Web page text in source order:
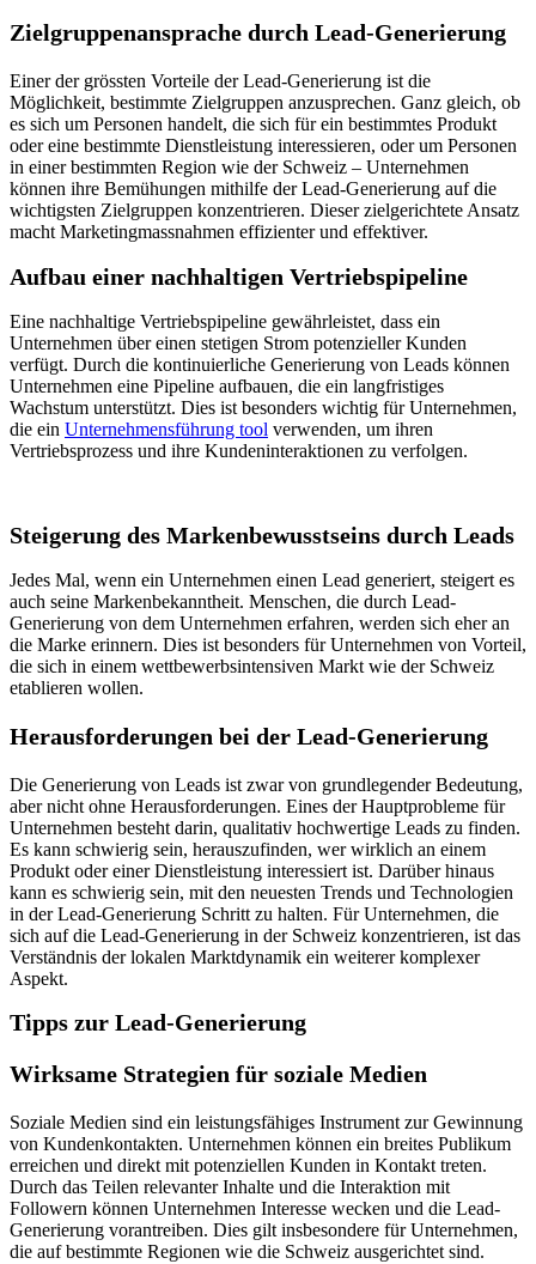
Zielgruppenansprache durch Lead-Generierung
Einer der grössten Vorteile der Lead-Generierung ist die
Möglichkeit, bestimmte Zielgruppen anzusprechen. Ganz gleich, ob
es sich um Personen handelt, die sich für ein bestimmtes Produkt
oder eine bestimmte Dienstleistung interessieren, oder um Personen
in einer bestimmten Region wie der Schweiz – Unternehmen
können ihre Bemühungen mithilfe der Lead-Generierung auf die
wichtigsten Zielgruppen konzentrieren. Dieser zielgerichtete Ansatz
macht Marketingmassnahmen effizienter und effektiver.
Aufbau einer nachhaltigen Vertriebspipeline
Eine nachhaltige Vertriebspipeline gewährleistet, dass ein
Unternehmen über einen stetigen Strom potenzieller Kunden
verfügt. Durch die kontinuierliche Generierung von Leads können
Unternehmen eine Pipeline aufbauen, die ein langfristiges
Wachstum unterstützt. Dies ist besonders wichtig für Unternehmen,
die ein Unternehmensführung tool verwenden, um ihren
Vertriebsprozess und ihre Kundeninteraktionen zu verfolgen.
Steigerung des Markenbewusstseins durch Leads
Jedes Mal, wenn ein Unternehmen einen Lead generiert, steigert es
auch seine Markenbekanntheit. Menschen, die durch Lead-
Generierung von dem Unternehmen erfahren, werden sich eher an
die Marke erinnern. Dies ist besonders für Unternehmen von Vorteil,
die sich in einem wettbewerbsintensiven Markt wie der Schweiz
etablieren wollen.
Herausforderungen bei der Lead-Generierung
Die Generierung von Leads ist zwar von grundlegender Bedeutung,
aber nicht ohne Herausforderungen. Eines der Hauptprobleme für
Unternehmen besteht darin, qualitativ hochwertige Leads zu finden.
Es kann schwierig sein, herauszufinden, wer wirklich an einem
Produkt oder einer Dienstleistung interessiert ist. Darüber hinaus
kann es schwierig sein, mit den neuesten Trends und Technologien
in der Lead-Generierung Schritt zu halten. Für Unternehmen, die
sich auf die Lead-Generierung in der Schweiz konzentrieren, ist das
Verständnis der lokalen Marktdynamik ein weiterer komplexer
Aspekt.
Tipps zur Lead-Generierung
Wirksame Strategien für soziale Medien
Soziale Medien sind ein leistungsfähiges Instrument zur Gewinnung
von Kundenkontakten. Unternehmen können ein breites Publikum
erreichen und direkt mit potenziellen Kunden in Kontakt treten.
Durch das Teilen relevanter Inhalte und die Interaktion mit
Followern können Unternehmen Interesse wecken und die Lead-
Generierung vorantreiben. Dies gilt insbesondere für Unternehmen,
die auf bestimmte Regionen wie die Schweiz ausgerichtet sind.